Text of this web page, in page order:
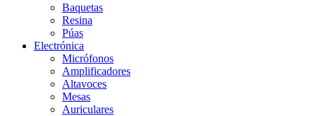
Baquetas
Resina
Púas
Electrónica
Micrófonos
Amplificadores
Altavoces
Mesas
Auriculares